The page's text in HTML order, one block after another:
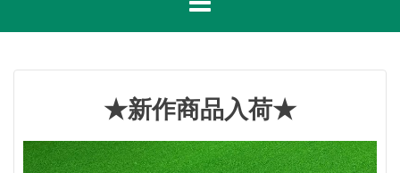
★新作商品入荷★